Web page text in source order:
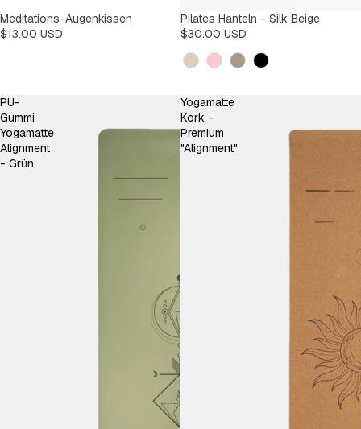
Meditations-Augenkissen
$13.00 USD
Pilates Hanteln - Silk Beige
$30.00 USD
Kleur
PU-
Gummi
Yogamatte
Alignment
- Grün
Yogamatte
Kork -
Premium
"Alignment"